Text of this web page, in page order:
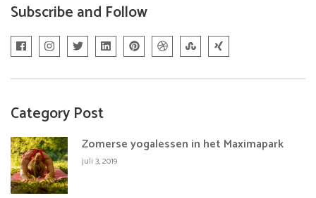
Subscribe and Follow
Category Post
Zomerse yogalessen in het Maximapark
juli 3, 2019